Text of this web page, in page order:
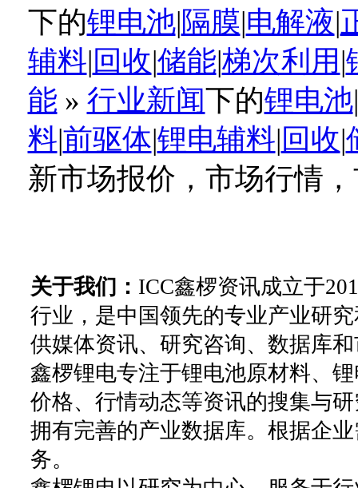
下的锂电池|隔膜|电解液|
辅料|回收|储能|梯次利用|
能 » 行业新闻下的锂电池|
料|前驱体|锂电辅料|回收|
新市场报价，市场行情
关于我们： ICC鑫椤资讯成立于
行业，是中国领先的专业产业研
供媒体资讯、研究咨询、数据库
鑫椤锂电专注于锂电池原材料、
价格、行情动态等资讯的搜集与
拥有完善的产业数据库。根据企
务。